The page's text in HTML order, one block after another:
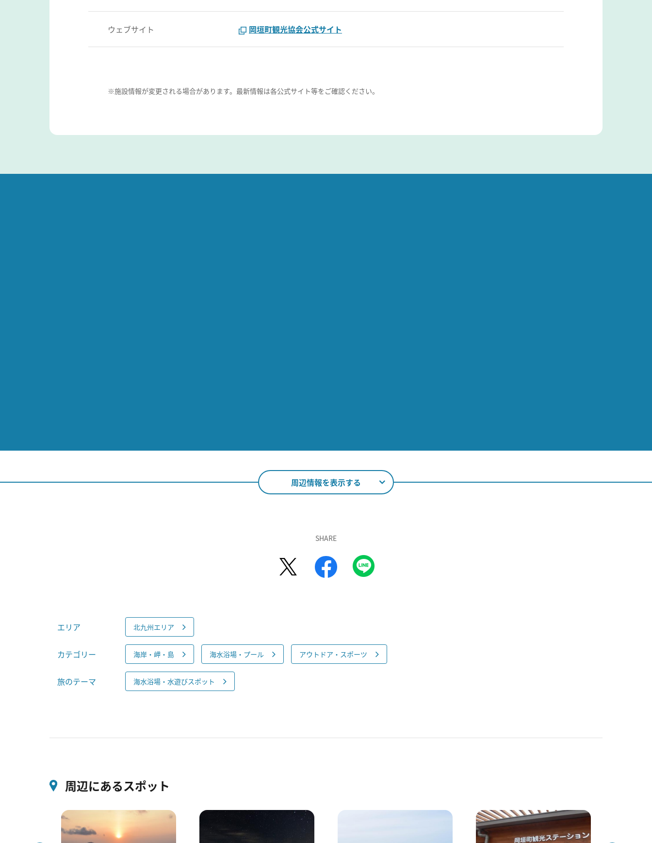
ウェブサイト 岡垣町観光協会公式サイト
※施設情報が変更される場合があります。最新情報は各公式サイト等をご確認ください。
周辺情報を表示する
SHARE
エリア 北九州エリア
カテゴリー 海岸・岬・島 海水浴場・プール アウトドア・スポーツ
旅のテーマ 海水浴場・水遊びスポット
周辺にあるスポット